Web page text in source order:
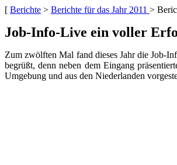
[ Berichte > Berichte für das Jahr 2011 >
Job-Info-Live ein voller
Zum zwölften Mal fand dieses Jahr die Job-
begrüßt, denn neben dem Eingang
Umgebung und aus den Niederlanden